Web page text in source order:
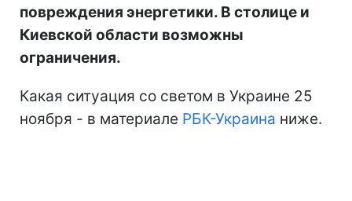
повреждения энергетики. В столице и
Киевской области возможны
ограничения.
Какая ситуация со светом в Украине 25
ноября - в материале РБК-Украина ниже.